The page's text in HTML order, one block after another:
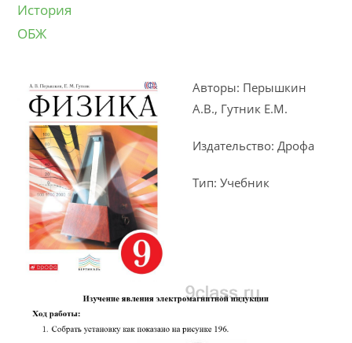
История
ОБЖ
Авторы: Перышкин
А.В., Гутник Е.М.
Издательство: Дрофа
Тип: Учебник